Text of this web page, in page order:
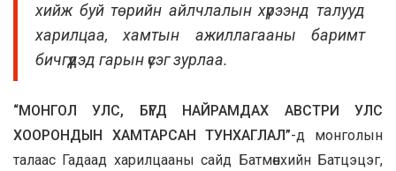
хийж буй төрийн айлчлалын хүрээнд талууд
харилцаа, хамтын ажиллагааны баримт
бичгүүдэд гарын үсэг зурлаа.
“МОНГОЛ УЛС, БҮГД НАЙРАМДАХ АВСТРИ УЛС
ХООРОНДЫН ХАМТАРСАН ТУНХАГЛАЛ”-д монголын
талаас Гадаад харилцааны сайд Батмөнхийн Батцэцэг,